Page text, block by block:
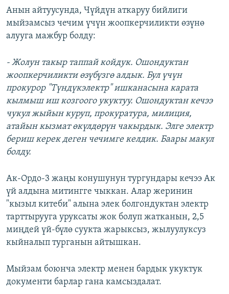
Анын айтуусунда, Чүйдүн аткаруу бийлиги
мыйзамсыз чечим үчүн жоопкерчиликти өзүнө
алууга мажбур болду:
- Жолун такыр таппай койдук. Ошондуктан
жоопкерчиликти өзүбүзгө алдык. Бул үчүн
прокурор "Түндүкэлектр" ишканасына карата
кылмыш иш козгоого укуктуу. Ошондуктан кечээ
чукул жыйын куруп, прокуратура, милиция,
атайын кызмат өкүлдөрүн чакырдык. Элге электр
бериш керек деген чечимге келдик. Баары макул
болду.
Ак-Ордо-3 жаңы конушунун тургундары кечээ Ак
үй алдына митингге чыккан. Алар жеринин
"кызыл китеби" алына элек болгондуктан электр
тарттырууга уруксаты жок болуп жатканын, 2,5
миңдей үй-бүлө суукта жарыксыз, жылуулуксуз
кыйналып турганын айтышкан.
Мыйзам боюнча электр менен бардык укуктук
документи барлар гана камсыздалат.